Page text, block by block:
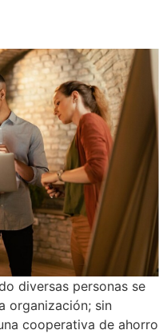
diversas personas se
organización; sin
cooperativa de ahorro